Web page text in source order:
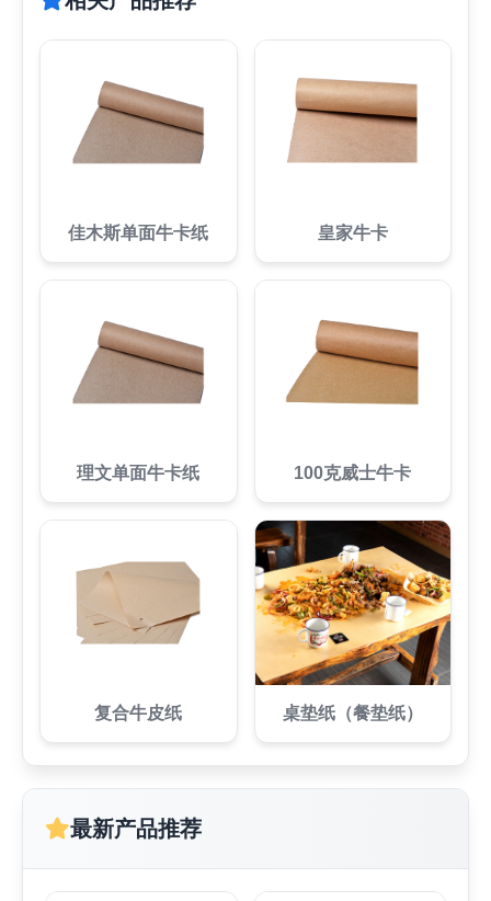
佳木斯单面牛卡纸 皇家牛卡
理文单面牛卡纸 100克威士牛卡
复合牛皮纸 桌垫纸（餐垫纸）
最新产品推荐